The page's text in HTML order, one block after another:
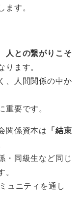
ます。
人との繋がりこそ
ります。
、人間関係の中か
重要です。
関係資本は
「結束
・同級生など同じ
。
ュニティを通し